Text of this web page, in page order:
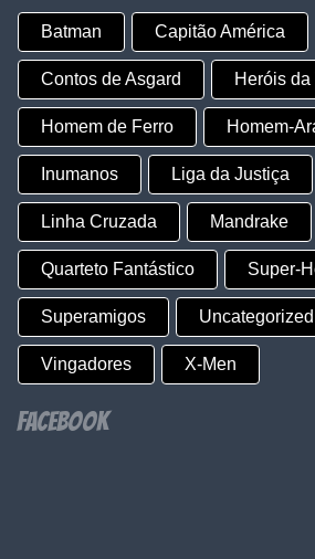
Batman Capitão América
Contos de Asgard Heróis da
Homem de Ferro Homem-
Inumanos Liga da Justiça
Linha Cruzada Mandrake
Quarteto Fantástico Super-
Superamigos Uncategorized
Vingadores X-Men
Facebook